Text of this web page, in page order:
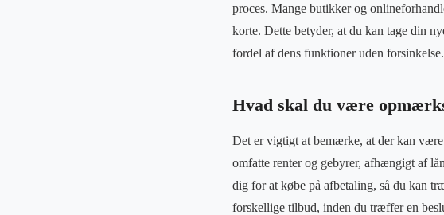
proces. Mange butikker og
korte. Dette betyder, at du kan tage din
fordel af dens funktioner uden forsinkelse.
Hvad skal du være
Det er vigtigt at bemærke, at der kan
omfatte renter og gebyrer, afhængigt af
dig for at købe på afbetaling, så du kan
forskellige tilbud, inden du træffer en